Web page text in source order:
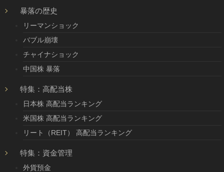
暴落の歴史
リーマンショック
バブル崩壊
チャイナショック
中国株 暴落
特集：高配当株
日本株 高配当ランキング
米国株 高配当ランキング
リート（REIT） 高配当ランキング
特集：資金管理
外貨預金